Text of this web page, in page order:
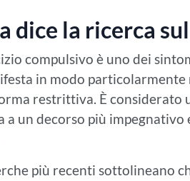
dice la ricerca
compulsivo è uno dei
in modo particolarmente
restrittiva. È considerato
a un decorso più
più recenti sottolineano